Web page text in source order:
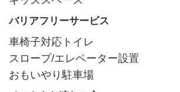
バリアフリーサービス
車椅子対応トイレ
スロープ/エレベーター設置
おもいやり駐車場